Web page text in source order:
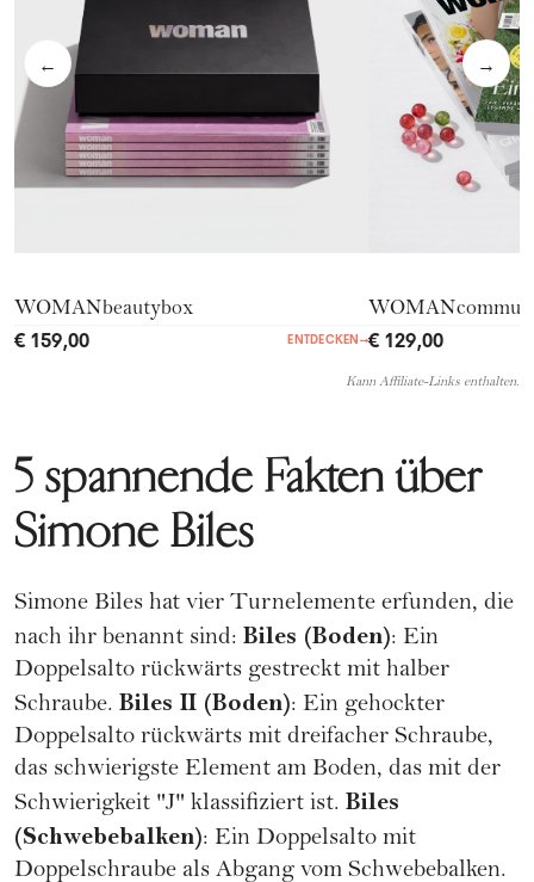
← →
WOMANbeautybox
€ 159,00 ENTDECKEN →€ 129,00
Kann Affiliate-Links enthalten.
5 spannende Fakten über
Simone Biles
Simone Biles hat vier Turnelemente erfunden, die
nach ihr benannt sind: Biles (Boden): Ein
Doppelsalto rückwärts gestreckt mit halber
Schraube. Biles II (Boden): Ein gehockter
Doppelsalto rückwärts mit dreifacher Schraube,
das schwierigste Element am Boden, das mit der
Schwierigkeit "J" klassifiziert ist. Biles
(Schwebebalken): Ein Doppelsalto mit
Doppelschraube als Abgang vom Schwebebalken.